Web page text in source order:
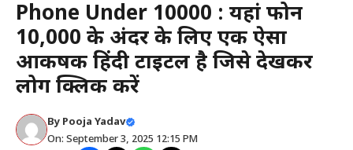
Phone Under 10000 : यहां फोन
₹10,000 के अंदर के लिए एक ऐसा
आकर्षक हिंदी टाइटल है जिसे देखकर
लोग क्लिक करें
By Pooja Yadav
On: September 3, 2025 12:15 PM